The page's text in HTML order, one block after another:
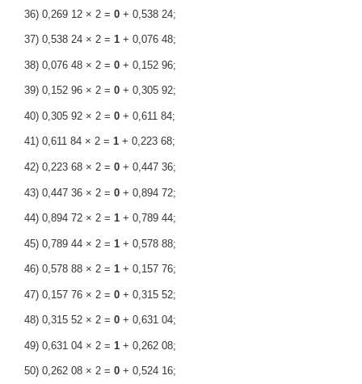
36) 0,269 12 × 2 = 0+ 0,538 24;
37) 0,538 24 × 2 = 1+ 0,076 48;
38) 0,076 48 × 2 = 0+ 0,152 96;
39) 0,152 96 × 2 = 0+ 0,305 92;
40) 0,305 92 × 2 = 0+ 0,611 84;
41) 0,611 84 × 2 = 1+ 0,223 68;
42) 0,223 68 × 2 = 0+ 0,447 36;
43) 0,447 36 × 2 = 0+ 0,894 72;
44) 0,894 72 × 2 = 1+ 0,789 44;
45) 0,789 44 × 2 = 1+ 0,578 88;
46) 0,578 88 × 2 = 1+ 0,157 76;
47) 0,157 76 × 2 = 0+ 0,315 52;
48) 0,315 52 × 2 = 0+ 0,631 04;
49) 0,631 04 × 2 = 1+ 0,262 08;
50) 0,262 08 × 2 = 0+ 0,524 16;